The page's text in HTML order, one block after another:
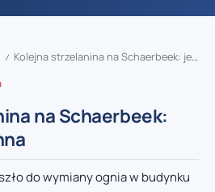
/ Kolejna strzelanina na Schaerbeek: jedna osoba ranna
na Schaerbeek:
do wymiany ognia w budynku